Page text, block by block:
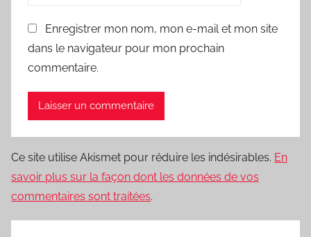
Enregistrer mon nom, mon e-mail et mon site
dans le navigateur pour mon prochain
commentaire.
Ce site utilise Akismet pour réduire les indésirables. En
savoir plus sur la façon dont les données de vos
commentaires sont traitées.